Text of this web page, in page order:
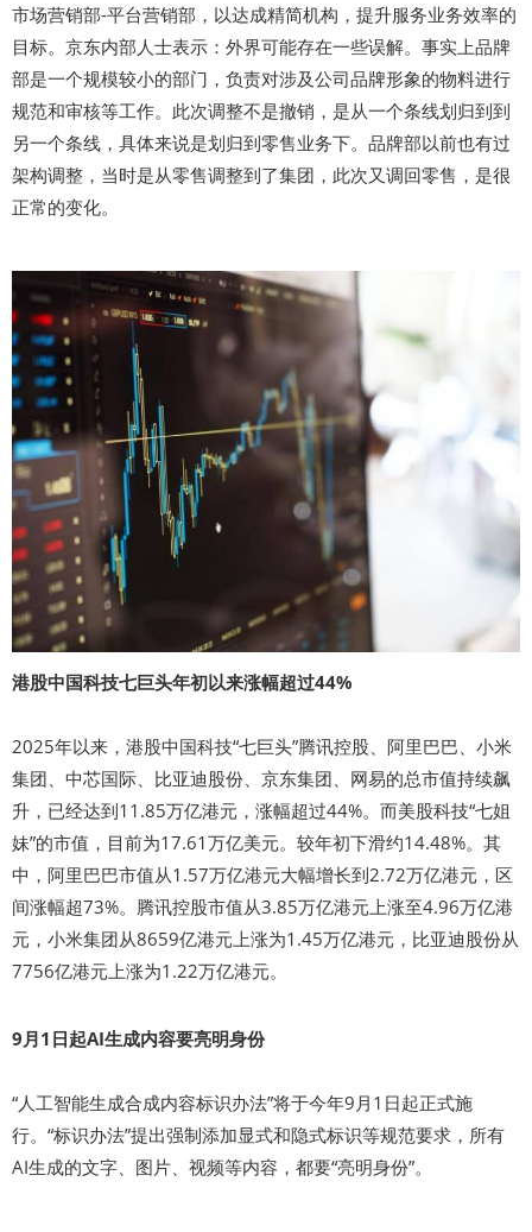
市场营销部-平台营销部，以达成精简机构，提升服务业务效率的
目标。京东内部人士表示：外界可能存在一些误解。事实上品牌
部是一个规模较小的部门，负责对涉及公司品牌形象的物料进行
规范和审核等工作。此次调整不是撤销，是从一个条线划归到到
另一个条线，具体来说是划归到零售业务下。品牌部以前也有过
架构调整，当时是从零售调整到了集团，此次又调回零售，是很
正常的变化。
港股中国科技七巨头年初以来涨幅超过44%
2025年以来，港股中国科技“七巨头”腾讯控股、阿里巴巴、小米
集团、中芯国际、比亚迪股份、京东集团、网易的总市值持续飙
升，已经达到11.85万亿港元，涨幅超过44%。而美股科技“七姐
妹”的市值，目前为17.61万亿美元。较年初下滑约14.48%。其
中，阿里巴巴市值从1.57万亿港元大幅增长到2.72万亿港元，区
间涨幅超73%。腾讯控股市值从3.85万亿港元上涨至4.96万亿港
元，小米集团从8659亿港元上涨为1.45万亿港元，比亚迪股份从
7756亿港元上涨为1.22万亿港元。
9月1日起AI生成内容要亮明身份
“人工智能生成合成内容标识办法”将于今年9月1日起正式施
行。“标识办法”提出强制添加显式和隐式标识等规范要求，所有
AI生成的文字、图片、视频等内容，都要“亮明身份”。